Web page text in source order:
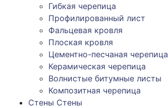
Гибкая черепица
Профилированный лист
Фальцевая кровля
Плоская кровля
Цементно-песчаная черепица
Керамическая черепица
Волнистые битумные листы
Композитная черепица
Стены Стены